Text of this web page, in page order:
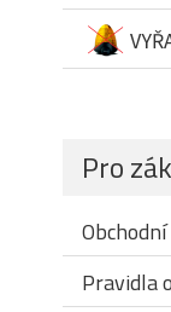
Pro
Pravidla